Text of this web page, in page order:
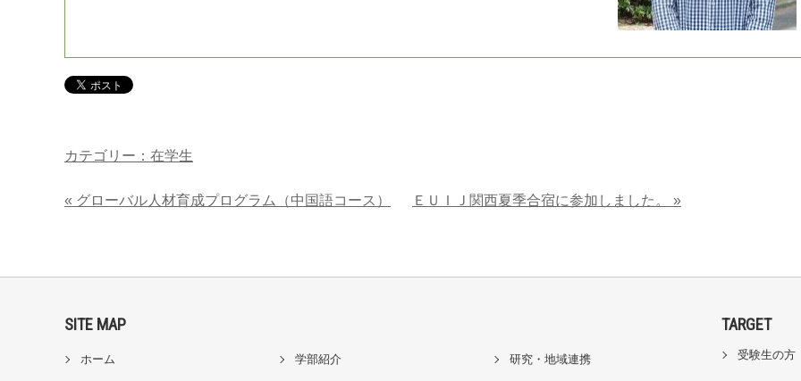
カテゴリー：在学生
« グローバル人材育成プログラム（中国語コース） ＥＵＩＪ関西夏季合宿に参加しました。 »
SITE MAP
ホーム 学部紹介 研究・地域連携
TARGET
受験生の方